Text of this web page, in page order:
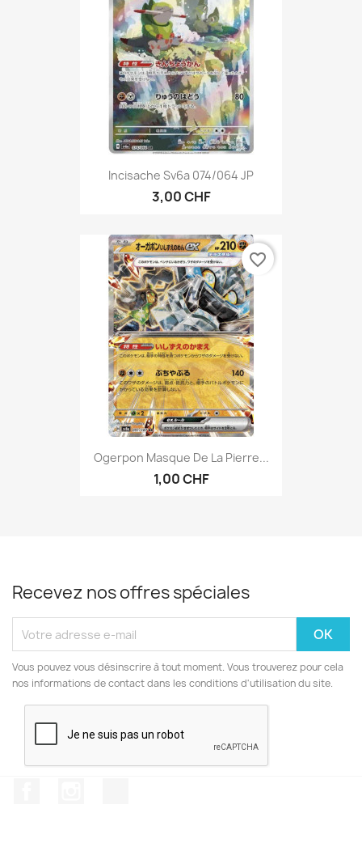
Incisache Sv6a 074/064 JP
3,00 CHF
Ogerpon Masque De La Pierre...
1,00 CHF
favorite_border
Recevez nos offres spéciales
Vous pouvez vous désinscrire à tout moment. Vous trouverez pour cela
nos informations de contact dans les conditions d'utilisation du site.